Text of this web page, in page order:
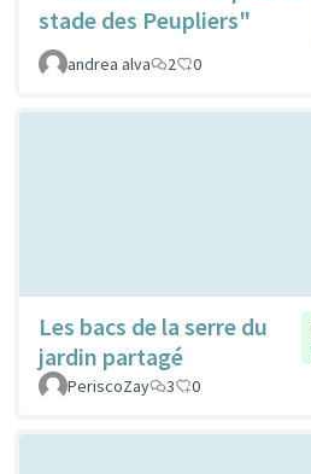
stade des Peupliers"
andrea alva
2 0
Les bacs de la serre du
jardin partagé
PeriscoZay
3 0